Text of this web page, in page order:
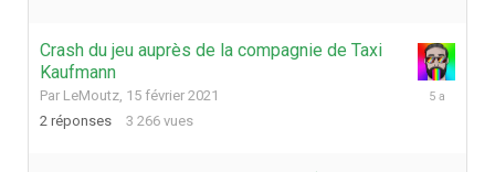
Crash du jeu auprès de la compagnie de Taxi
Kaufmann
Par LeMoutz, 15 février 2021
2 réponses 3 266 vues
18